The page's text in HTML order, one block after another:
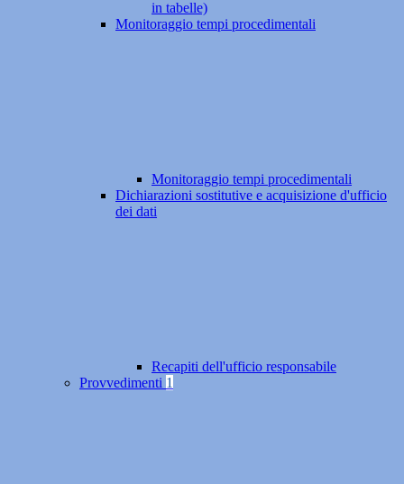
in tabelle)
Monitoraggio tempi procedimentali
Monitoraggio tempi procedimentali
Dichiarazioni sostitutive e acquisizione d'ufficio
dei dati
Recapiti dell'ufficio responsabile
Provvedimenti 1